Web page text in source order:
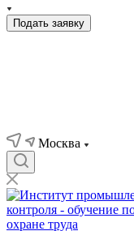
Подать заявку
Москва